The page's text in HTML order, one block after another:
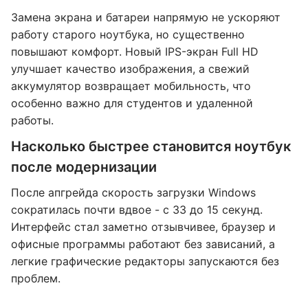
Замена экрана и батареи напрямую не ускоряют
работу старого ноутбука, но существенно
повышают комфорт. Новый IPS-экран Full HD
улучшает качество изображения, а свежий
аккумулятор возвращает мобильность, что
особенно важно для студентов и удаленной
работы.
Насколько быстрее становится ноутбук
после модернизации
После апгрейда скорость загрузки Windows
сократилась почти вдвое - с 33 до 15 секунд.
Интерфейс стал заметно отзывчивее, браузер и
офисные программы работают без зависаний, а
легкие графические редакторы запускаются без
проблем.